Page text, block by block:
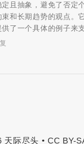
且抽象，避免了否定
和长期趋势的观点。
了一个具体的例子来
天际尽头 • CC BY-